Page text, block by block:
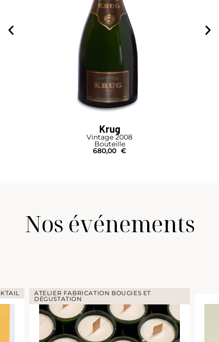
Krug
Vintage 2008
Bouteille
680,00 €
Nos événements
ATELIER FABRICATION BOUGIES ET
DÉGUSTATION